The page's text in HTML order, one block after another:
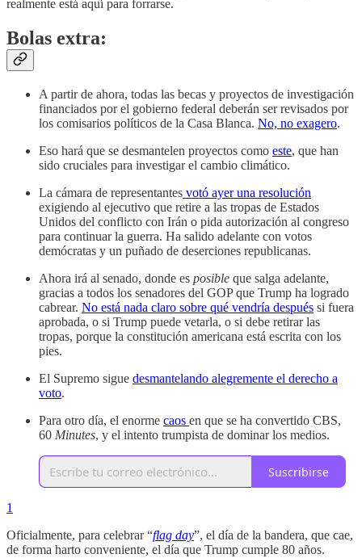
realmente está aquí para forrarse.
Bolas extra:
A partir de ahora, todas las becas y proyectos de investigación
financiados por el gobierno federal deberán ser revisados por
los comisarios políticos de la Casa Blanca. No, no exagero.
Eso hará que se desmantelen proyectos como este, que han
sido cruciales para investigar el cambio climático.
La cámara de representantes votó ayer una resolución
exigiendo al ejecutivo que retire a las tropas de Estados
Unidos del conflicto con Irán o pida autorización al congreso
para continuar la guerra. Ha salido adelante con votos
demócratas y un puñado de deserciones republicanas.
Ahora irá al senado, donde es posible que salga adelante,
gracias a todos los senadores del GOP que Trump ha logrado
cabrear. No está nada claro sobre qué vendría después si fuera
aprobada, o si Trump puede vetarla, o si debe retirar las
tropas, porque la constitución americana está escrita con los
pies.
El Supremo sigue desmantelando alegremente el derecho a
voto.
Para otro día, el enorme caos en que se ha convertido CBS,
60 Minutes, y el intento trumpista de dominar los medios.
Suscribirse
1
Oficialmente, para celebrar “flag day”, el día de la bandera, que cae,
de forma harto conveniente, el día que Trump cumple 80 años.